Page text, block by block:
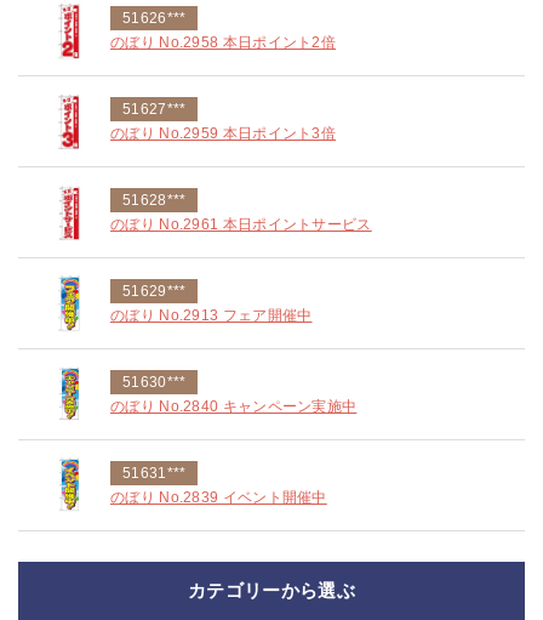
51626***
のぼり No.2958 本日ポイント2倍
51627***
のぼり No.2959 本日ポイント3倍
51628***
のぼり No.2961 本日ポイントサービス
51629***
のぼり No.2913 フェア開催中
51630***
のぼり No.2840 キャンペーン実施中
51631***
のぼり No.2839 イベント開催中
カテゴリーから選ぶ